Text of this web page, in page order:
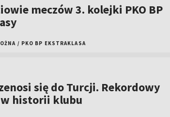
meczów 3. kolejki PKO BP
/ PKO BP EKSTRAKLASA
się do Turcji. Rekordowy
historii klubu